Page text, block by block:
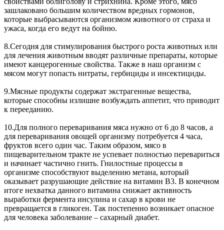
зашлаковано большим количеством вредных гормонов,
которые выбрасываются организмом животного от страха и
ужаса, когда его ведут на бойню.
8.Сегодня для стимулирования быстрого роста животных или
для лечения животным вводят различные препараты, которые
имеют канцерогенные свойства. Также в наш организм с
мясом могут попасть нитраты, гербициды и инсектициды.
9.Мясные продукты содержат экстрагенные вещества,
которые способны излишне возбуждать аппетит, что приводит
к перееданию.
10.Для полного переваривания мяса нужно от 6 до 8 часов, а
для переваривания овощей организму потребуется 4 часа,
фруктов всего один час. Таким образом, мясо в
пищеварительном тракте не успевает полностью перевариться
и начинает частично гнить. Гнилостные процессы в
организме способствуют выделению метана, который
оказывает разрушающие действие на витамин В3. В конечном
итоге нехватка данного витамина снижает активность
выработки фермента инсулина и сахар в крови не
превращается в гликоген. Так постепенно возникает опасное
для человека заболевание – сахарный диабет.